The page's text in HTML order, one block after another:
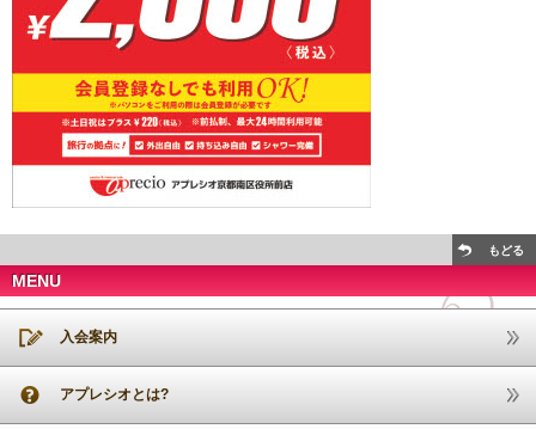
もどる
MENU
入会案内
アプレシオとは?